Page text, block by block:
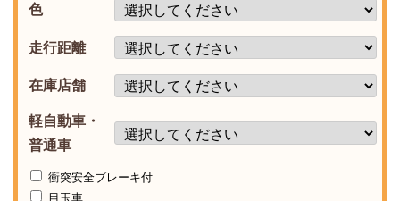
色
走行距離
在庫店舗
軽自動車・
普通車
衝突安全ブレーキ付
目玉車